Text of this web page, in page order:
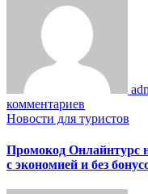
комментариев
Новости для туристов
Промокод Онлайнтурс
с экономией и без